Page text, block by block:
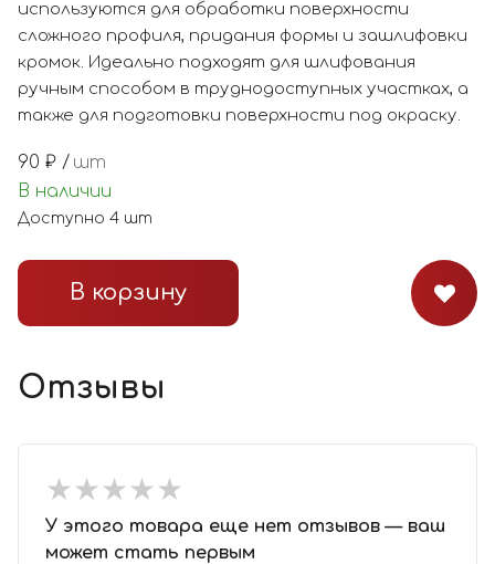
используются для обработки поверхности
сложного профиля, придания формы и зашлифовки
кромок. Идеально подходят для шлифования
ручным способом в труднодоступных участках, а
также для подготовки поверхности под окраску.
90 ₽ / шт
В наличии
Доступно 4 шт
В корзину
Отзывы
★★★★★
★★★★★
У этого товара еще нет отзывов — ваш
может стать первым